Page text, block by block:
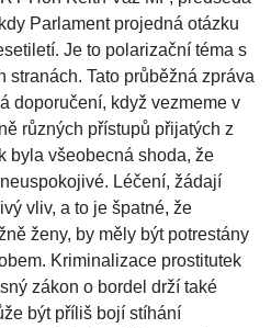
Parlament projedná otázku
Je to polarizační téma s
stranách. Tato průběžná zpráva
doporučení, když vezmeme v
různých přístupů přijatých z
byla všeobecná shoda, že
Léčení, žádají
vliv, a to je špatné, že
ženy, by měly být potrestány
Kriminalizace prostitutek
zákon o bordel drží také
být příliš bojí stíhání